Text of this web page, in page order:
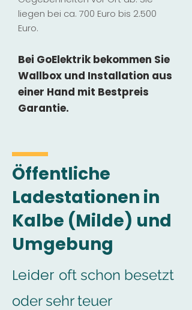
liegen bei ca. 700 Euro bis 2.500
Euro.
Bei GoElektrik bekommen Sie
Wallbox und Installation aus
einer Hand mit Bestpreis
Garantie.
Öffentliche
Ladestationen in
Kalbe (Milde) und
Umgebung
Leider oft schon besetzt
oder sehr teuer